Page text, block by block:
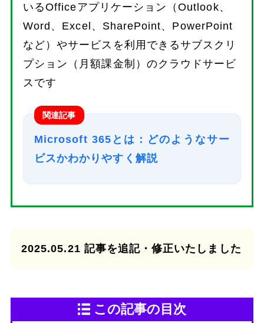
いるOfficeアプリケーション（Outlook、
Word、Excel、SharePoint、PowerPoint
など）やサービスを利用できるサブスクリ
プション（月額課金制）のクラウドサービ
スです
関連記事
Microsoft 365とは：どのようなサー
ビスかわかりやすく解説
2025.05.21 記事を追記・修正いたしました
この記事の目次